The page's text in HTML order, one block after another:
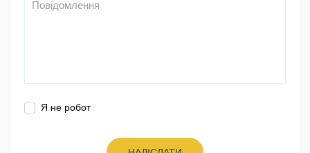
Я не робот